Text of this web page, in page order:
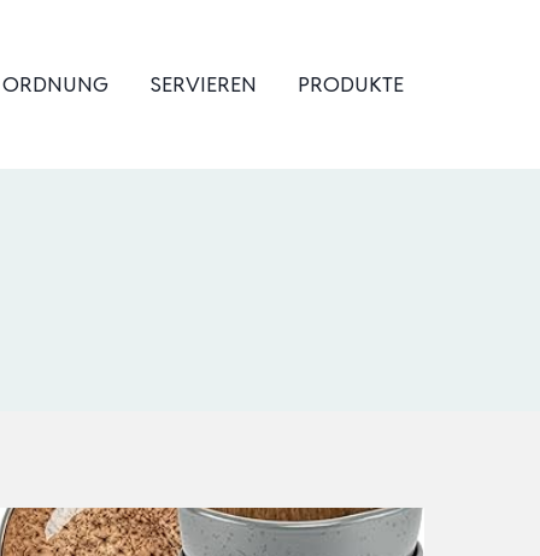
ORDNUNG SERVIEREN PRODUKTE